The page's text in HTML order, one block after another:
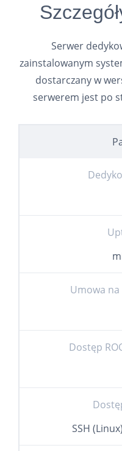
Serwer
zainstalowanym
dostarczany w
serwerem jest po
Umowa
Dostęp
SSH